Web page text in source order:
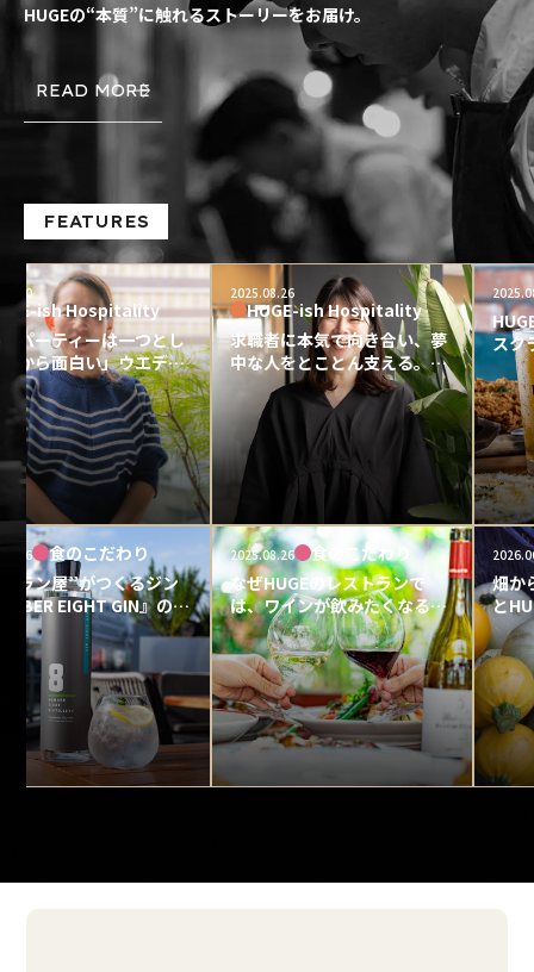
HUGEの“本質”に触れるストーリーをお届け。
READ MORE
FEATURES
一つとし
ウエディ
ランナー
の魅
わり
くるジン
GIN』の魅
2025.08.26
HUGE-ish Hospitality
求職者に本気で向き合い、夢
中な人をとことん支える。ホ
スピタリティを体現した
「HUGE流」の人材採用。
2025.08.26
食のこだわり
なぜHUGEのレストランで
は、ワインが飲みたくなるの
か。ワインリストに込めたこ
だわり。
2025.08.26
食のこ
HUGEが自社製造
スクラフトビール
相性をを楽しむ『
ー』
2026.06.05
食のこ
畑からテーブルへ
とHUGEの取り組